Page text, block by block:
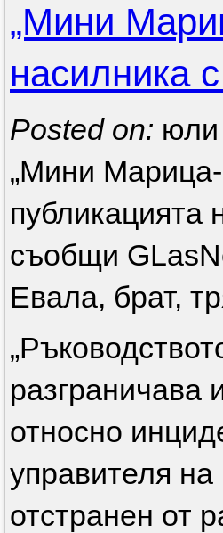
„Мини
насилника
Posted on: юли
„Мини
публикацията
съобщи
Евала, брат,
разграничава
относно
управителя на
отстранен от